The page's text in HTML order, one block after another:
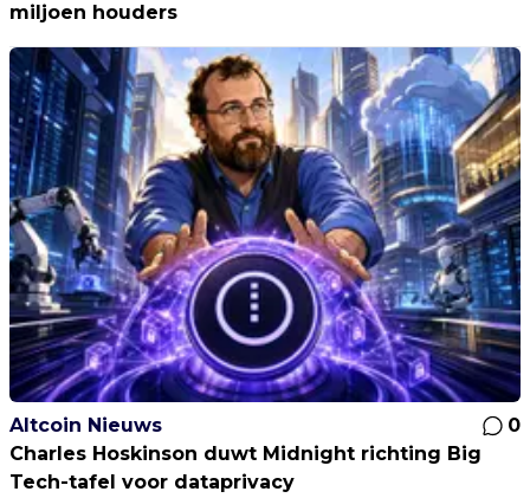
miljoen houders
Altcoin Nieuws
0
Charles Hoskinson duwt Midnight richting Big
Tech-tafel voor dataprivacy